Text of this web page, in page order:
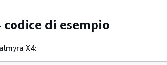
di esempio
X4: